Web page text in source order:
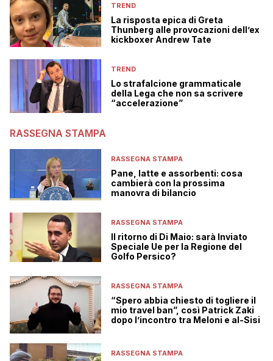
TREND
La risposta epica di Greta
Thunberg alle provocazioni dell’ex
kickboxer Andrew Tate
TREND
Lo strafalcione grammaticale
della Lega che non sa scrivere
“accelerazione”
RASSEGNA STAMPA
RASSEGNA STAMPA
Pane, latte e assorbenti: cosa
cambierà con la prossima
manovra di bilancio
RASSEGNA STAMPA
Il ritorno di Di Maio: sarà Inviato
Speciale Ue per la Regione del
Golfo Persico?
RASSEGNA STAMPA
“Spero abbia chiesto di togliere il
mio travel ban”, così Patrick Zaki
dopo l’incontro tra Meloni e al-Sisi
RASSEGNA STAMPA